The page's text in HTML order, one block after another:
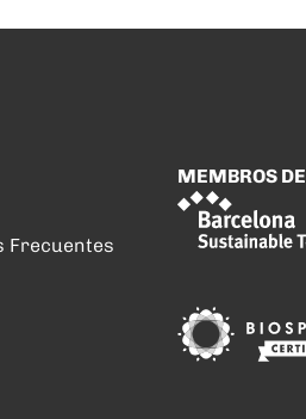
Frecuentes
MEMBROS DE